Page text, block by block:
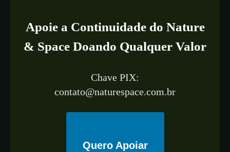
Apoie a Continuidade do Nature
& Space Doando Qualquer Valor
Chave PIX:
contato@naturespace.com.br
Quero Apoiar